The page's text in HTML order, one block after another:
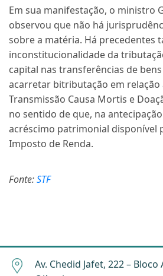
Em sua manifestação, o ministro
observou que não há
sobre a matéria. Há precedentes
inconstitucionalidade da
capital nas transferências de
acarretar bitributação em
Transmissão Causa Mortis e
no sentido de que, na
acréscimo patrimonial disponível
Imposto de Renda.
Fonte:STF
Av. Chedid Jafet, 222 – Bloco